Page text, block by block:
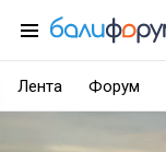
Лента Форум